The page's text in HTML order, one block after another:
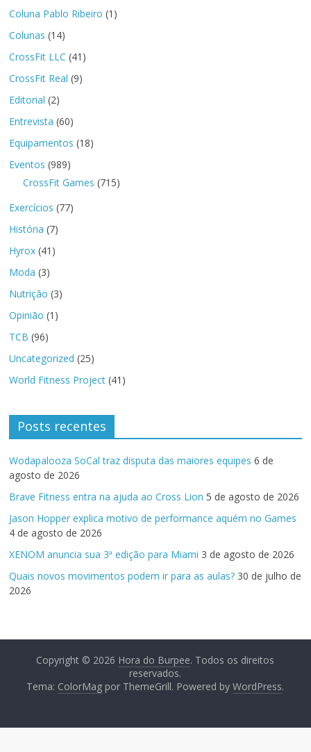
Coluna Pablo Ribeiro (1)
Colunas (14)
CrossFit LLC (41)
CrossFit Real (9)
Editorial (2)
Entrevista (60)
Equipamentos (18)
Eventos (989)
CrossFit Games (715)
Exercícios (77)
História (7)
Hyrox (41)
Moda (3)
Nutrição (3)
Opinião (1)
TCB (96)
Uncategorized (25)
World Fitness Project (41)
Posts recentes
Wodapalooza SoCal traz disputa das maiores equipes 6 de
agosto de 2026
Brave Fitness entra na ajuda ao Cross Lion 5 de agosto de 2026
Jason Hopper explica motivo de performance aquém no Games
4 de agosto de 2026
XENOM anuncia sua 3ª edição para Miami 3 de agosto de 2026
Quais novos movimentos podem ir para as aulas? 30 de julho de
2026
Copyright © 2026 Hora do Burpee. Todos os direitos
reservados.
Tema: ColorMag por ThemeGrill. Powered byWordPress.